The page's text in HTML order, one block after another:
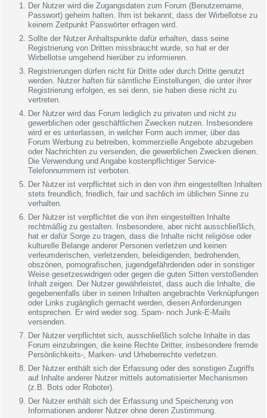
Der Nutzer wird die Zugangsdaten zum Forum (Benutzername,
Passwort) geheim halten. Ihm ist bekannt, dass der Wirbellotse zu
keinem Zeitpunkt Passwörter erfragen wird.
Sollte der Nutzer Anhaltspunkte dafür erhalten, dass seine
Registrierung von Dritten missbraucht wurde, so hat er der
Wirbellotse umgehend hierüber zu informieren.
Registrierungen dürfen nicht für Dritte oder durch Dritte genutzt
werden. Nutzer haften für sämtliche Einstellungen, die unter ihrer
Registrierung erfolgen, es sei denn, sie haben diese nicht zu
vertreten.
Der Nutzer wird das Forum lediglich zu privaten und nicht zu
gewerblichen oder geschäftlichen Zwecken nutzen. Insbesondere
wird er es unterlassen, in welcher Form auch immer, über das
Forum Werbung zu betreiben, kommerzielle Angebote abzugeben
oder Nachrichten zu versenden, die gewerblichen Zwecken dienen.
Die Verwendung und Angabe kostenpflichtiger Service-
Telefonnummern ist verboten.
Der Nutzer ist verpflichtet sich in den von ihm eingestellten Inhalten
stets freundlich, friedlich, fair und sachlich im üblichen Sinne zu
verhalten.
Der Nutzer ist verpflichtet die von ihm eingestellten Inhalte
rechtmäßig zu gestalten. Insbesondere, aber nicht ausschließlich,
hat er dafür Sorge zu tragen, dass die Inhalte nicht religiöse oder
kulturelle Belange anderer Personen verletzen und keinen
verleumderischen, verletzenden, beleidigenden, bedrohenden,
obszönen, pornografischen, jugendgefährdenden oder in sonstiger
Weise gesetzeswidrigen oder gegen die guten Sitten verstoßenden
Inhalt zeigen. Der Nutzer gewährleistet, dass auch die Inhalte, die
gegebenenfalls über in seinen Inhalten angebrachte Verknüpfungen
oder Links zugänglich gemacht werden, diesen Anforderungen
entsprechen. Er wird weder sog. Spam- noch Junk-E-Mails
versenden.
Der Nutzer verpflichtet sich, ausschließlich solche Inhalte in das
Forum einzubringen, die keine Rechte Dritter, insbesondere fremde
Persönlichkeits-, Marken- und Urheberrechte verletzen.
Der Nutzer enthält sich der Erfassung oder des sonstigen Zugriffs
auf Inhalte anderer Nutzer mittels automatisierter Mechanismen
(z.B. Bots oder Roboter).
Der Nutzer enthält sich der Erfassung und Speicherung von
Informationen anderer Nutzer ohne deren Zustimmung.